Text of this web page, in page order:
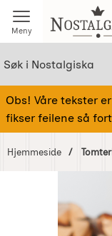
Meny
Obs! Våre tekster
fikser feilene så
Hjemmeside